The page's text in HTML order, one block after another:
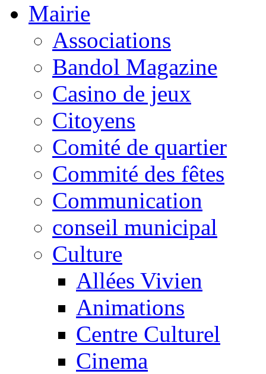
Mairie
Associations
Bandol Magazine
Casino de jeux
Citoyens
Comité de quartier
Commité des fêtes
Communication
conseil municipal
Culture
Allées Vivien
Animations
Centre Culturel
Cinema